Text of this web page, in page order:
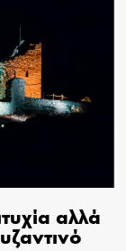
αλλά